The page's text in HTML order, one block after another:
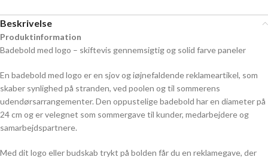
Beskrivelse
Produktinformation
Badebold med logo – skiftevis gennemsigtig og solid farve paneler
En badebold med logo er en sjov og iøjnefaldende reklameartikel, som
skaber synlighed på stranden, ved poolen og til sommerens
udendørsarrangementer. Den oppustelige badebold har en diameter på
24 cm og er velegnet som sommergave til kunder, medarbejdere og
samarbejdspartnere.
Med dit logo eller budskab trykt på bolden får du en reklamegave, der